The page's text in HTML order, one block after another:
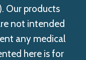
Our products
not intended
any medical
here is for